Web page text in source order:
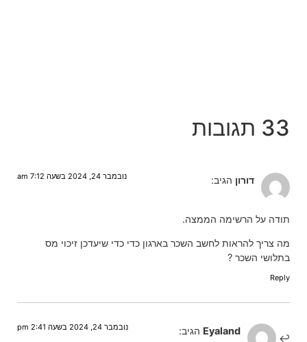
33 תגובות
דורון הגיב: נובמבר 24, 2024 בשעה 7:12 am
תודה על הרשימה הממצה.
מה צריך להראות לחשב השכר בארגון כדי כדי שיעדכן זיכוי מס
בתלושי השכר ?
Reply
Eyaland הגיב: נובמבר 24, 2024 בשעה 2:41 pm